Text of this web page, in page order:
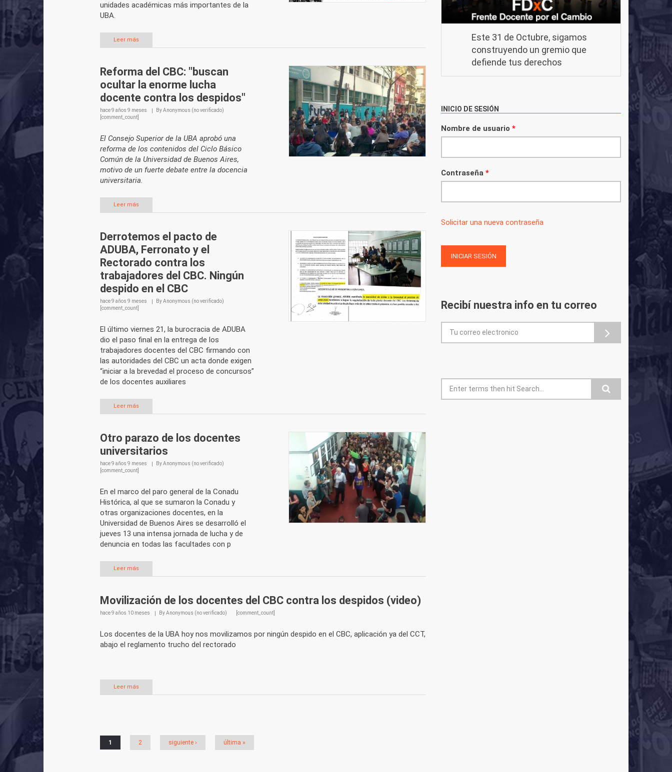
unidades académicas más importantes de la
UBA.
Leer más
Reforma del CBC: "buscan
ocultar la enorme lucha
docente contra los despidos"
hace9 años 9 meses ByAnonymous (no verificado)
[comment_count]
El Consejo Superior de la UBA aprobó una
reforma de los contenidos del Ciclo Básico
Común de la Universidad de Buenos Aires,
motivo de un fuerte debate entre la docencia
universitaria.
Leer más
Derrotemos el pacto de
ADUBA, Ferronato y el
Rectorado contra los
trabajadores del CBC. Ningún
despido en el CBC
hace9 años 9 meses ByAnonymous (no verificado)
[comment_count]
El último viernes 21, la burocracia de ADUBA
dio el paso final en la entrega de los
trabajadores docentes del CBC firmando con
las autoridades del CBC un acta donde exigen
“iniciar a la brevedad el proceso de concursos”
de los docentes auxiliares
Leer más
Otro parazo de los docentes
universitarios
hace9 años 9 meses ByAnonymous (no verificado)
[comment_count]
En el marco del paro general de la Conadu
Histórica, al que se sumaron la Conadu y
otras organizaciones docentes, en la
Universidad de Buenos Aires se desarrolló el
jueves 13 una intensa jornada de lucha y de
denuncia en todas las facultades con p
Leer más
Movilización de los docentes del CBC contra los despidos (video)
hace9 años 10 meses ByAnonymous (no verificado) [comment_count]
Los docentes de la UBA hoy nos movilizamos por ningún despido en el CBC, aplicación ya del CCT,
abajo el reglamento trucho del rectorado
Leer más
Páginas
1 2 siguiente › última »
Este 31 de Octubre, sigamos
construyendo un gremio que
defiende tus derechos
INICIO DE SESIÓN
Nombre de usuario *
Contraseña *
Solicitar una nueva contraseña
Recibí nuestra info en tu correo
Formulario de búsqueda